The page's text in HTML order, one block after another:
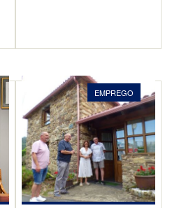
EMPREGO